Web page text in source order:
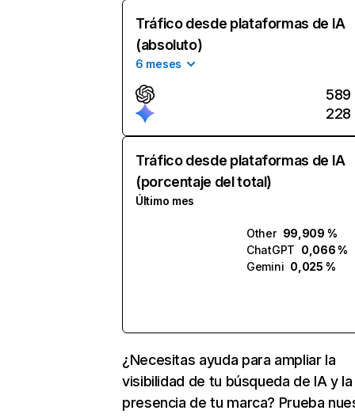
Tráfico desde plataformas de IA
(absoluto)
6 meses
589
228
Tráfico desde plataformas de IA
(porcentaje del total)
Último mes
Other 99,909 %
ChatGPT 0,066 %
Gemini 0,025 %
¿Necesitas ayuda para ampliar la
visibilidad de tu búsqueda de IA y la
presencia de tu marca? Prueba